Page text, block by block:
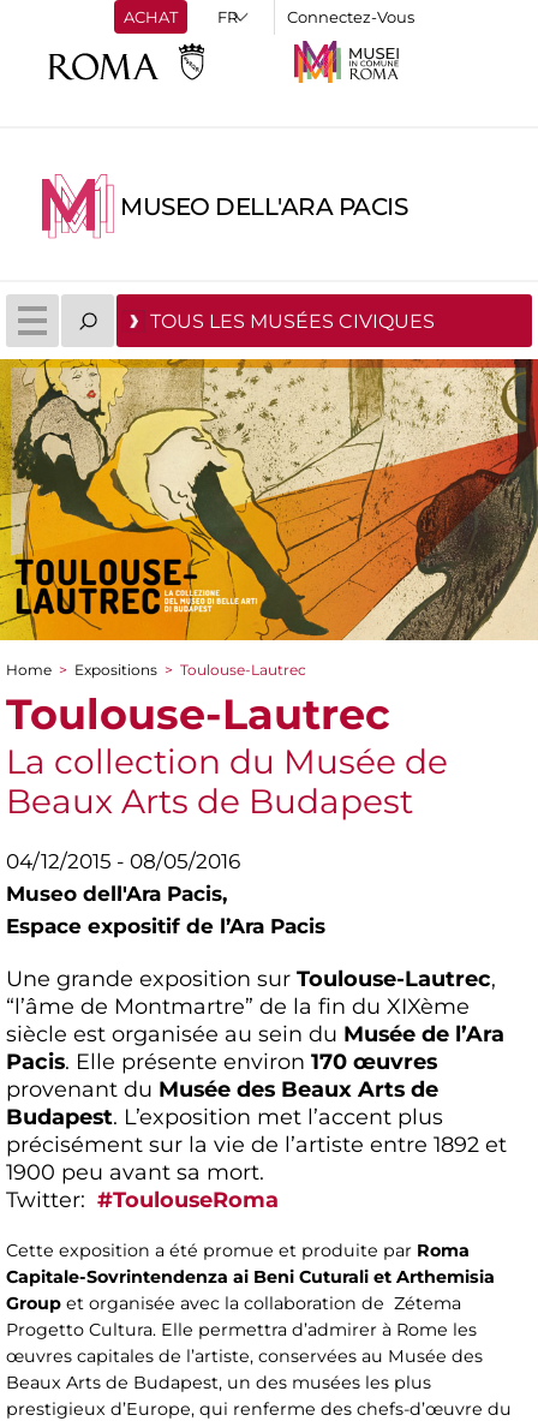
ACHAT Connectez-Vous
MUSEO DELL'ARA PACIS
TOUS LES MUSÉES CIVIQUES
You are here
Home > Expositions > Toulouse-Lautrec
Toulouse-Lautrec
La collection du Musée de
Beaux Arts de Budapest
04/12/2015 - 08/05/2016
Museo dell'Ara Pacis,
Espace expositif de l’Ara Pacis
Une grande exposition sur Toulouse-Lautrec,
“l’âme de Montmartre” de la fin du XIXème
siècle est organisée au sein du Musée de l’Ara
Pacis. Elle présente environ 170 œuvres
provenant du Musée des Beaux Arts de
Budapest. L’exposition met l’accent plus
précisément sur la vie de l’artiste entre 1892 et
1900 peu avant sa mort.
Twitter: #ToulouseRoma
Cette exposition a été promue et produite par Roma
Capitale-Sovrintendenza ai Beni Cuturali et Arthemisia
Group et organisée avec la collaboration de Zétema
Progetto Cultura. Elle permettra d’admirer à Rome les
œuvres capitales de l’artiste, conservées au Musée des
Beaux Arts de Budapest, un des musées les plus
prestigieux d’Europe, qui renferme des chefs-d’œuvre du